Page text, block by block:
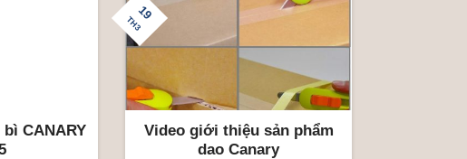
CANARY
Video giới thiệu sản phẩm
dao Canary
19
TH3